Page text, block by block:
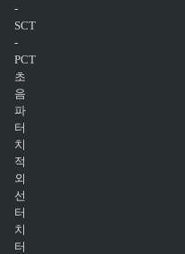
-
SCT
-
PCT
초
음
파
터
치
적
외
선
터
치
터